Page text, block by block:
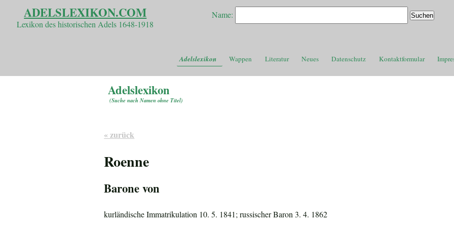
ADELSLEXIKON.COM
Lexikon des historischen Adels 1648-1918
Name:
Adelslexikon Wappen Literatur Neues Datenschutz Kontaktformular
Adelslexikon
(Suche nach Namen ohne Titel)
« zurück
Roenne
Barone von
kurländische Immatrikulation 10. 5. 1841; russischer Baron 3. 4. 1862